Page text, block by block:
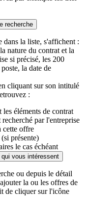
recherche
dans la liste, s'affichent :
nature du contrat et la
si précisé, les 200
la date de
cliquant sur son intitulé
:
les éléments de contrat
par l'entreprise
cette offre
présente)
le cas échéant
vous intéressent
ou depuis le détail
la ou les offres de
de cliquer sur l'icône